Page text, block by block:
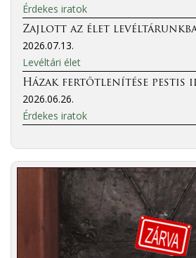
Érdekes iratok
Zajlott az élet
2026.07.13.
Levéltári élet
Házak fertőtlenítése pestis
2026.06.26.
Érdekes iratok